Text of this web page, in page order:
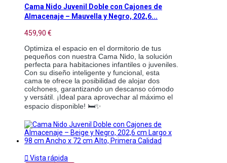
Cama Nido Juvenil Doble con Cajones de
Almacenaje – Mauvella y Negro, 202,6...
459,90 €
Optimiza el espacio en el dormitorio de tus
pequeños con nuestra Cama Nido, la solución
perfecta para habitaciones infantiles o juveniles.
Con su diseño inteligente y funcional, esta
cama te ofrece la posibilidad de alojar dos
colchones, garantizando un descanso cómodo
y versátil. ¡Ideal para aprovechar al máximo el
espacio disponible! 🛏️✨
 Vista rápida